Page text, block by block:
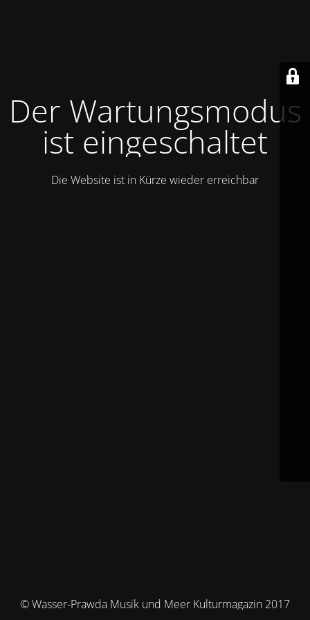
Der Wartungsmodus
ist eingeschaltet
Die Website ist in Kürze wieder erreichbar
© Wasser-Prawda Musik und Meer Kulturmagazin 2017